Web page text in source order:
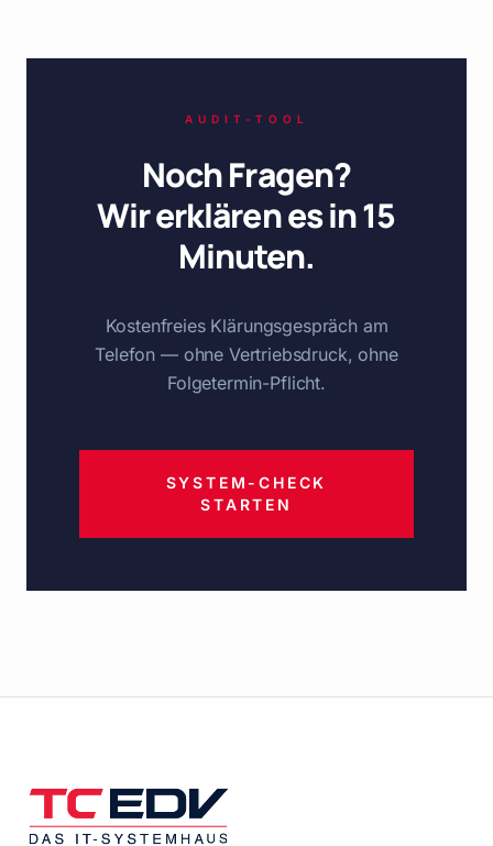
AUDIT-TOOL
Noch Fragen?
Wir erklären es in 15
Minuten.
Kostenfreies Klärungsgespräch am
Telefon — ohne Vertriebsdruck, ohne
Folgetermin-Pflicht.
SYSTEM-CHECK
STARTEN